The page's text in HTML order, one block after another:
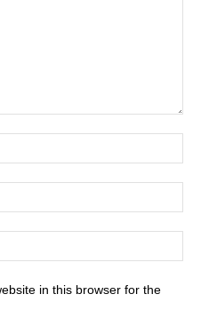
in this browser for the